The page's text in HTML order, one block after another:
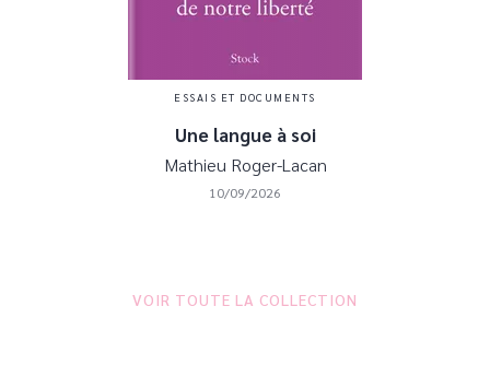
ESSAIS ET DOCUMENTS
Une langue à soi
Mathieu Roger-Lacan
10/09/2026
VOIR TOUTE LA COLLECTION